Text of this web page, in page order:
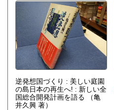
逆発想国づくり : 美しい庭園
の島日本の再生へ! : 新しい全
国総合開発計画を語る
（亀
井久興 著）